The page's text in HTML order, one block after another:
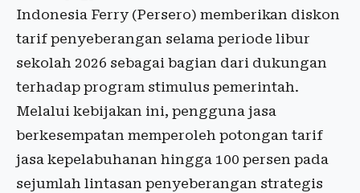
Indonesia Ferry (Persero) memberikan diskon
tarif penyeberangan selama periode libur
sekolah 2026 sebagai bagian dari dukungan
terhadap program stimulus pemerintah.
Melalui kebijakan ini, pengguna jasa
berkesempatan memperoleh potongan tarif
jasa kepelabuhanan hingga 100 persen pada
sejumlah lintasan penyeberangan strategis